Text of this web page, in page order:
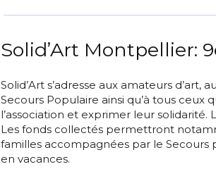
Solid’Art Montpellier:
Solid’Art s’adresse aux amateurs d’art,
Secours Populaire ainsi qu’à tous ceux
l’association et exprimer leur solidarité.
Les fonds collectés permettront
familles accompagnées par le Secours
en vacances.